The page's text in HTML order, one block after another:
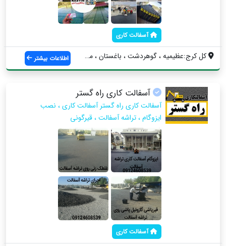
آسفالت کاری
کل کرج:عظیمیه ، گوهردشت ، باغستان ، مهرش... اطلاعات بیشتر
آسفالت کاری راه گستر
آسفالت کاری راه گستر آسفالت کاری ، نصب
ایزوگام ، تراشه آسفالت ، قیرگونی
آسفالت کاری